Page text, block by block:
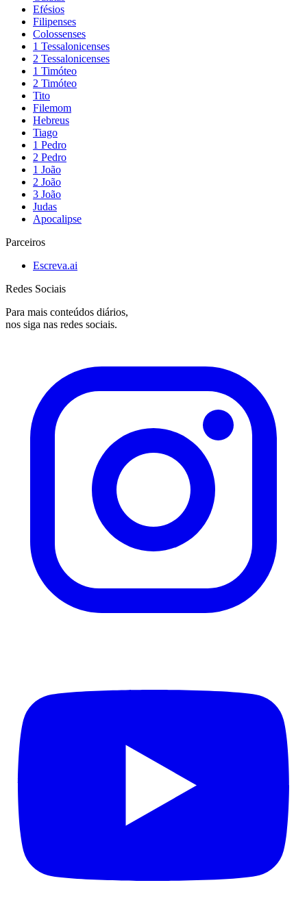
Efésios
Filipenses
Colossenses
1 Tessalonicenses
2 Tessalonicenses
1 Timóteo
2 Timóteo
Tito
Filemom
Hebreus
Tiago
1 Pedro
2 Pedro
1 João
2 João
3 João
Judas
Apocalipse
Parceiros
Escreva.ai
Redes Sociais
Para mais conteúdos diários,
nos siga nas redes sociais.